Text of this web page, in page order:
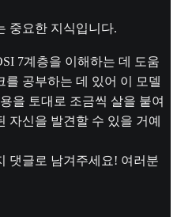
중요한 지식입니다.
7계층을 이해하는 데 도움
공부하는 데 있어 이 모델
을 토대로 조금씩 살을 붙여
자신을 발견할 수 있을 거예
댓글로 남겨주세요! 여러분